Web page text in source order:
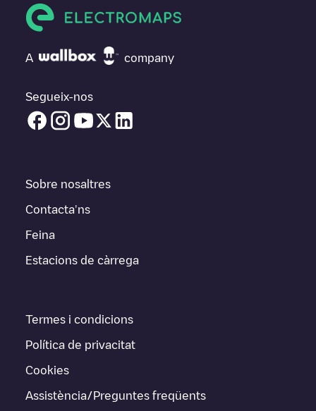
A company
Segueix-nos
Sobre nosaltres
Contacta'ns
Feina
Estacions de càrrega
Termes i condicions
Política de privacitat
Cookies
Assistència/Preguntes freqüents